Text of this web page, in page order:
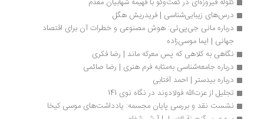
درس‌های زیبایی‌شناسی | فریدریش هگل
جهانی | ایما موسی‌زاده
نگاهی به کلاهی که پس معرکه ماند | رضا فکری
درباره جامعه‌شناسی به‌مثابه فرم هنری | رضا صائمی
درباره بیدستر | احمد آفتابی
تجلیل از عزت‌الله فولادوند در نگاه نوی 141
نشست نقد و بررسی پایان مجسمه: یادداشت‌های موسی كیخا